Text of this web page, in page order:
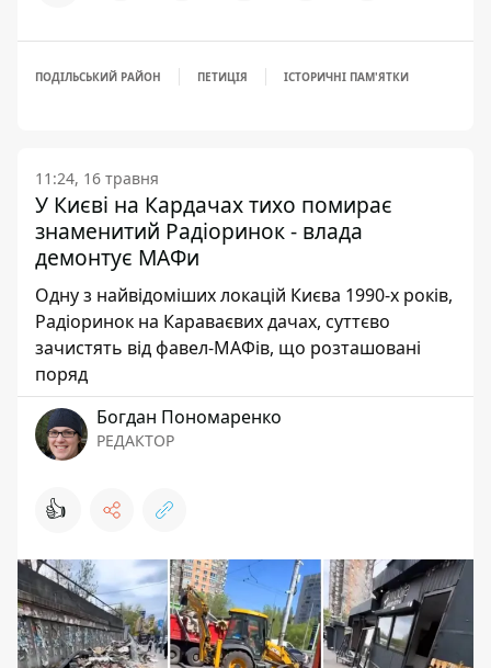
ПОДІЛЬСЬКИЙ РАЙОН ПЕТИЦІЯ ІСТОРИЧНІ ПАМ'ЯТКИ
11:24, 16 травня
У Києві на Кардачах тихо помирає
знаменитий Радіоринок - влада
демонтує МАФи
Одну з найвідоміших локацій Києва 1990-х років,
Радіоринок на Караваєвих дачах, суттєво
зачистять від фавел-МАФів, що розташовані
поряд
Богдан Пономаренко
РЕДАКТОР
👍